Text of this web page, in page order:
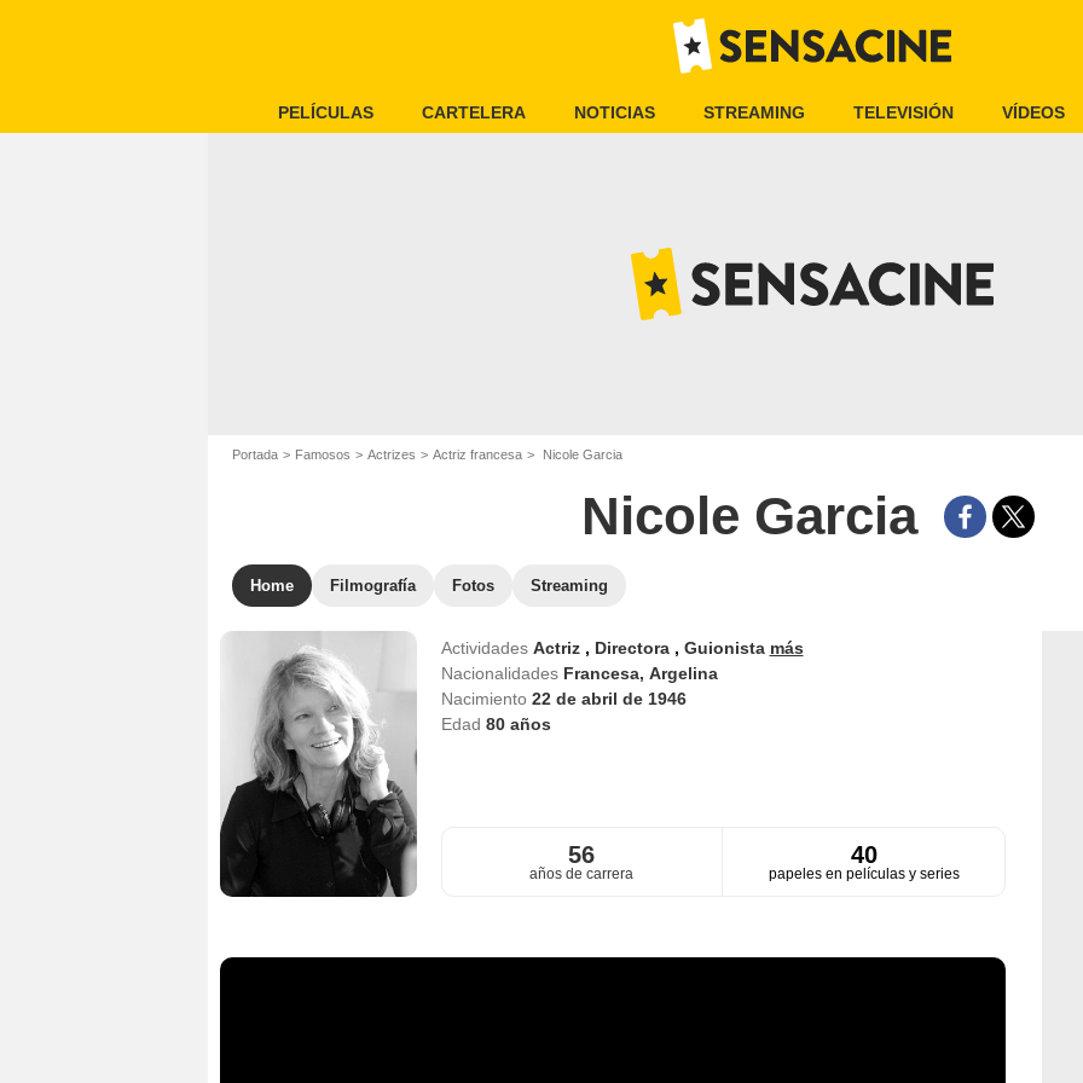
PELÍCULAS CARTELERA NOTICIAS STREAMING TELEVISIÓN VÍDEOS
Portada Famosos Actrizes Actriz francesa Nicole Garcia
Nicole Garcia
Home Filmografía Fotos Streaming
Actividades Actriz , Directora , Guionista más
Nacionalidades Francesa, Argelina
Nacimiento 22 de abril de 1946
Edad 80años
56
años de carrera
40
papeles en películas y series